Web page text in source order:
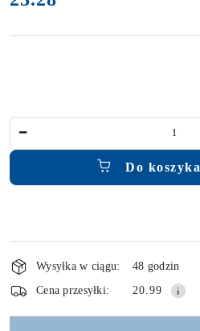
Do koszyka
Wyślij
Dostępność
i
dostawa
Wysyłka w ciągu:
48 godzin
Cena przesyłki:
20.99